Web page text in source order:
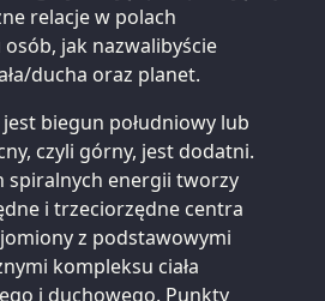
relacje w polach
jak nazwalibyście
ducha oraz planet.
biegun południowy lub
czyli górny, jest dodatni.
spiralnych energii tworzy
i trzeciorzędne centra
z podstawowymi
kompleksu ciała
i duchowego. Punkty